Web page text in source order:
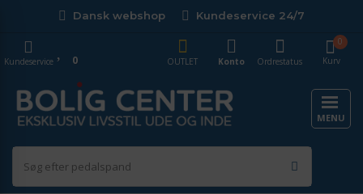
Dansk webshop Kundeservice 24/7
Kurv
0
OUTLET
Konto Ordrestatus
Kundeservice 0
MENU